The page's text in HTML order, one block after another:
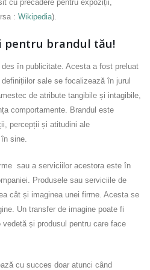
cu precădere pentru expoziții,
: Wikipedia).
brandul tău!
des în publicitate. Acesta a fost preluat
sale se focalizează în jurul
de atribute tangibile și intagibile,
comportamente. Brandul este
percepții și atitudini ale
sine.
sau a serviciilor acestora este în
Produsele sau serviciile de
cât și imaginea unei firme. Acesta se
Un transfer de imagine poate fi
și produsul pentru care face
cu succes doar atunci când